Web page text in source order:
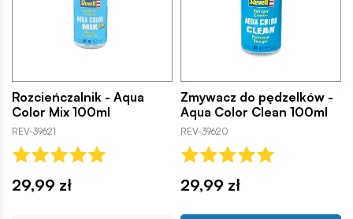
Rozcieńczalnik - Aqua
Color Mix 100ml
REV-39621
29,99 zł
Zmywacz do pędzelków -
Aqua Color Clean 100ml
REV-39620
29,99 zł